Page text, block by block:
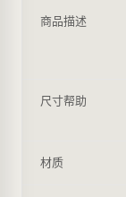
商品描述
尺寸帮助
材质